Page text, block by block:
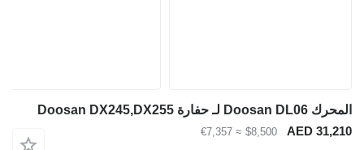
المحرك Doosan DL06 لـ حفارة Doosan DX245,DX255
AED 31,210
$8,500
≈ €7,357